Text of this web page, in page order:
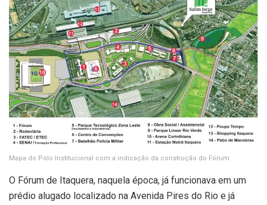
Mapa do Polo Institucional com a indicação da construção do Fórum
O Fórum de Itaquera, naquela época, já funcionava em um
prédio alugado localizado na Avenida Pires do Rio e já